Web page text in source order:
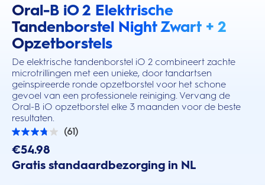
Oral-B iO 2 Elektrische
Tandenborstel Night Zwart + 2
Opzetborstels
De elektrische tandenborstel iO 2 combineert zachte
microtrillingen met een unieke, door tandartsen
geïnspireerde ronde opzetborstel voor het schone
gevoel van een professionele reiniging. Vervang de
Oral-B iO opzetborstel elke 3 maanden voor de beste
resultaten.
this action will scroll you to the reviews section
(61)
3.8
van
de
5
sterren.
€54.98
Gratis standaardbezorging in NL